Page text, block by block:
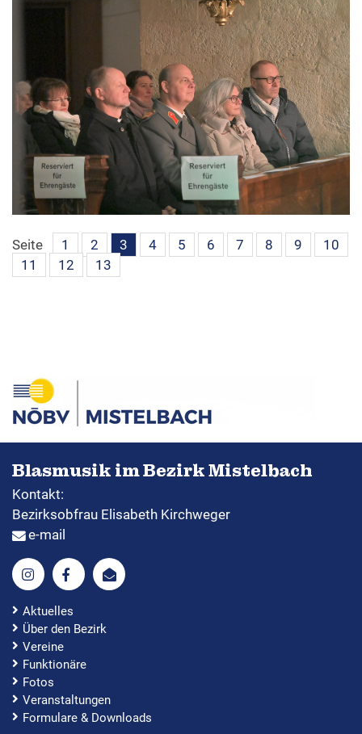
Seite 1 2 3 4 5 6 7 8 9
10
11
12 13
Blasmusik im Bezirk Mistelbach
Kontakt:
Bezirksobfrau Elisabeth Kirchweger
e-mail
Aktuelles
Über den Bezirk
Vereine
Funktionäre
Fotos
Veranstaltungen
Formulare & Downloads